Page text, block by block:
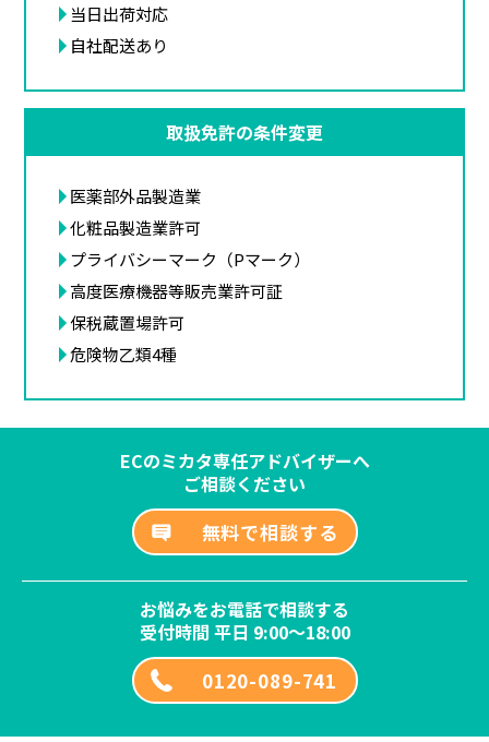
当日出荷対応
自社配送あり
取扱免許の条件変更
医薬部外品製造業
化粧品製造業許可
プライバシーマーク（Pマーク）
高度医療機器等販売業許可証
保税蔵置場許可
危険物乙類4種
ECのミカタ専任アドバイザーへ
ご相談ください
無料で相談する
お悩みをお電話で相談する
受付時間 平日 9:00～18:00
0120-089-741